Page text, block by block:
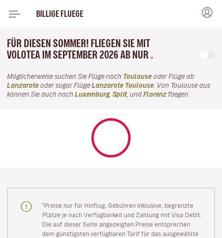
BILLIGE FLUEGE
FÜR DIESEN SOMMER! FLIEGEN SIE MIT
VOLOTEA IM SEPTEMBER 2026 AB NUR .
Möglicherweise suchen Sie Flüge nach Toulouse oder Flüge ab
Lanzarote oder sogar Flüge Lanzarote Toulouse . Von Toulouse aus
können Sie auch nach Luxemburg, Split, und Florenz fliegen.
"Preise nur für Hinflug, Gebühren inklusive, begrenzte
Plätze je nach Verfügbarkeit und Zahlung mit Visa Debit.
Die auf dieser Seite angezeigten Preise entsprechen
dem günstigsten verfügbaren Tarif für das ausgewählte